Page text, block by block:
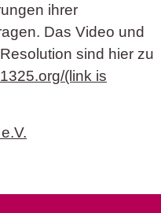
ihrer
Das Video und
sind hier zu
(link is